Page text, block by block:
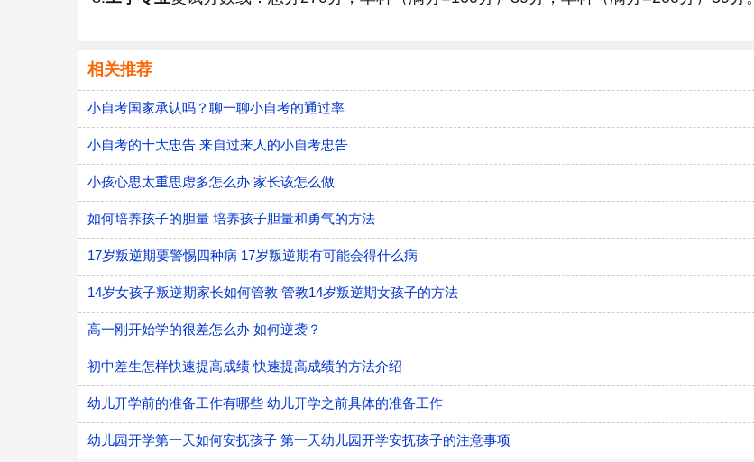
相关推荐
小自考国家承认吗？聊一聊小自考的通过率
小自考的十大忠告 来自过来人的小自考忠告
小孩心思太重思虑多怎么办 家长该怎么做
如何培养孩子的胆量 培养孩子胆量和勇气的方法
17岁叛逆期要警惕四种病 17岁叛逆期有可能会得什么病
14岁女孩子叛逆期家长如何管教 管教14岁叛逆期女孩子的方法
高一刚开始学的很差怎么办 如何逆袭？
初中差生怎样快速提高成绩 快速提高成绩的方法介绍
幼儿开学前的准备工作有哪些 幼儿开学之前具体的准备工作
幼儿园开学第一天如何安抚孩子 第一天幼儿园开学安抚孩子的注意事项